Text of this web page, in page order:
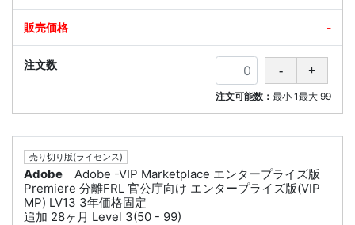
-
注文可能数： 最小 1最大 99
売り切り版(ライセンス)
Adobe
Adobe -VIP Marketplace エンタープライズ版
Premiere 分離FRL 官公庁向け エンタープライズ版(VIP
MP) LV13 3年価格固定
追加 28ヶ月 Level 3(50 - 99)